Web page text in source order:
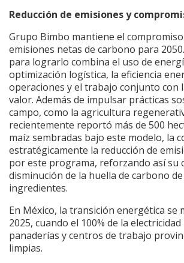
Reducción de emisiones y
Grupo Bimbo mantiene el
emisiones netas de carbono para
para lograrlo combina el uso de
optimización logística, la eficiencia
operaciones y el trabajo conjunto con
valor. Además de impulsar prácticas
campo, como la agricultura
recientemente reportó más de 500
maíz sembradas bajo este modelo, la
estratégicamente la reducción de
por este programa, reforzando así su
disminución de la huella de carbono
ingredientes.
En México, la transición energética se
2025, cuando el 100% de la
panaderías y centros de trabajo
limpias.